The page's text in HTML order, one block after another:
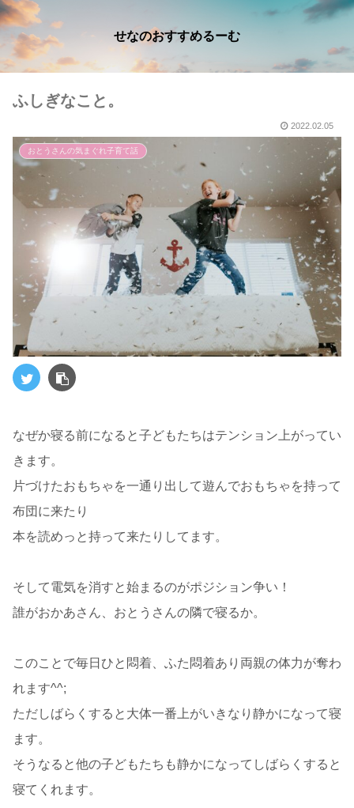
せなのおすすめるーむ
ふしぎなこと。
2022.02.05
おとうさんの気まぐれ子育て話
なぜか寝る前になると子どもたちはテンション上がってい
きます。
片づけたおもちゃを一通り出して遊んでおもちゃを持って
布団に来たり
本を読めっと持って来たりしてます。
そして電気を消すと始まるのがポジション争い！
誰がおかあさん、おとうさんの隣で寝るか。
このことで毎日ひと悶着、ふた悶着あり両親の体力が奪わ
れます^^;
ただしばらくすると大体一番上がいきなり静かになって寝
ます。
そうなると他の子どもたちも静かになってしばらくすると
寝てくれます。